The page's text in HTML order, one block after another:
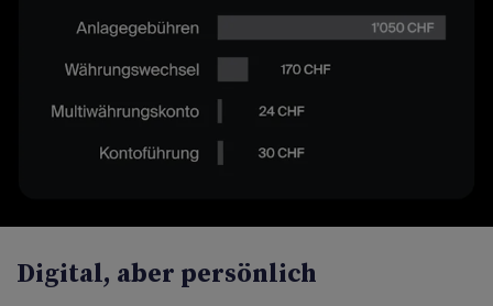
Digital, aber persönlich